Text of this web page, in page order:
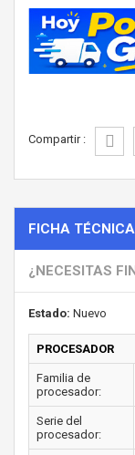
Compartir :
FICHA TÉCNICA
¿NECESITAS
Estado: Nuevo
PROCESADOR
Familia de
procesador:
Serie del
procesador: